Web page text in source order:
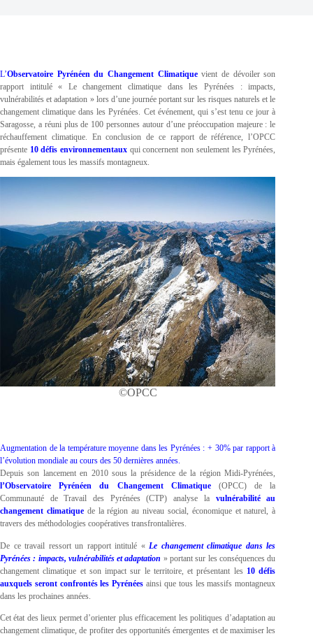
L’Observatoire Pyrénéen du Changement Climatique vient de dévoiler son
rapport intitulé « Le changement climatique dans les Pyrénées : impacts,
vulnérabilités et adaptation » lors d’une journée portant sur les risques naturels et le
changement climatique dans les Pyrénées. Cet événement, qui s’est tenu ce jour à
Saragosse, a réuni plus de 100 personnes autour d’une préoccupation majeure : le
réchauffement climatique. En conclusion de ce rapport de référence, l’OPCC
présente 10 défis environnementaux qui concernent non seulement les Pyrénées,
mais également tous les massifs montagneux.
©OPCC
Augmentation de la température moyenne dans les Pyrénées : + 30% par rapport à
l’évolution mondiale au cours des 50 dernières années.
Depuis son lancement en 2010 sous la présidence de la région Midi-Pyrénées,
l’Observatoire Pyrénéen du Changement Climatique
(OPCC) de la
Communauté de Travail des Pyrénées (CTP) analyse la vulnérabilité au
changement climatique de la région au niveau social, économique et naturel, à
travers des méthodologies coopératives transfrontalières.
De ce travail ressort un rapport intitulé « Le changement climatique dans les
Pyrénées : impacts, vulnérabilités et adaptation » portant sur les conséquences du
changement climatique et son impact sur le territoire, et présentant les 10 défis
auxquels seront confrontés les Pyrénées ainsi que tous les massifs montagneux
dans les prochaines années.
Cet état des lieux permet d’orienter plus efficacement les politiques d’adaptation au
changement climatique, de profiter des opportunités émergentes et de maximiser les